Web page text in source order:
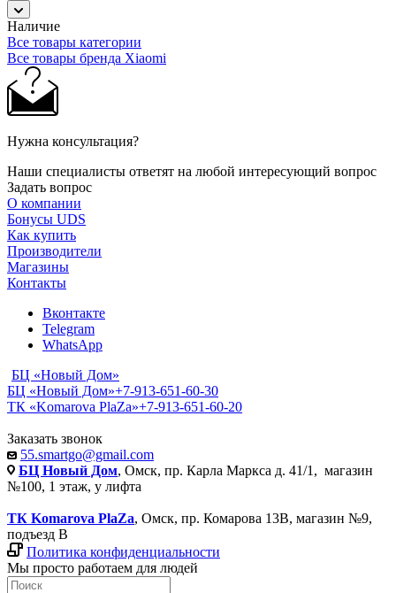
Наличие
Все товары категории
Все товары бренда Xiaomi
Нужна консультация?
Наши специалисты ответят на любой интересующий вопрос
Задать вопрос
О компании
Бонусы UDS
Как купить
Производители
Магазины
Контакты
Вконтакте
Telegram
WhatsApp
БЦ «Новый Дом»
БЦ «Новый Дом»+7-913-651-60-30
ТК «Komarova PlaZa»+7-913-651-60-20
Заказать звонок
55.smartgo@gmail.com
БЦ Новый Дом, Омск, пр. Карла Маркса д. 41/1, магазин
№100, 1 этаж, у лифта
ТК Komarova PlaZa, Омск, пр. Комарова 13В, магазин №9,
подъезд В
Политика конфиденциальности
Мы просто работаем для людей